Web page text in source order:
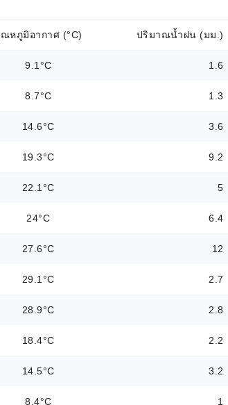
หภูมิอากาศ (°C) ปริมาณน้ำฝน (มม.)
9.1°C 1.6
8.7°C 1.3
14.6°C 3.6
19.3°C 9.2
22.1°C 5
24°C 6.4
27.6°C 12
29.1°C 2.7
28.9°C 2.8
18.4°C 2.2
14.5°C 3.2
8.4°C 1